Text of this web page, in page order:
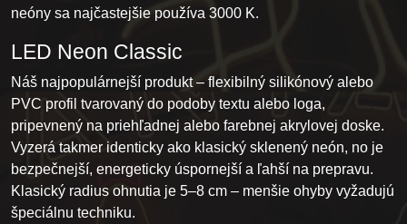
neóny sa najčastejšie používa 3000 K.
LED Neon Classic
Náš najpopulárnejší produkt – flexibilný silikónový alebo
PVC profil tvarovaný do podoby textu alebo loga,
pripevnený na priehľadnej alebo farebnej akrylovej doske.
Vyzerá takmer identicky ako klasický sklenený neón, no je
bezpečnejší, energeticky úspornejší a ľahší na prepravu.
Klasický radius ohnutia je 5–8 cm – menšie ohyby vyžadujú
špeciálnu techniku.